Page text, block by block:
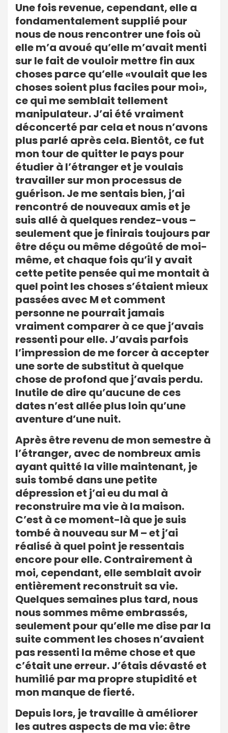
Une fois revenue, cependant, elle a
fondamentalement supplié pour
nous de nous rencontrer une fois où
elle m’a avoué qu’elle m’avait menti
sur le fait de vouloir mettre fin aux
choses parce qu’elle «voulait que les
choses soient plus faciles pour moi»,
ce qui me semblait tellement
manipulateur. J’ai été vraiment
déconcerté par cela et nous n’avons
plus parlé après cela. Bientôt, ce fut
mon tour de quitter le pays pour
étudier à l’étranger et je voulais
travailler sur mon processus de
guérison. Je me sentais bien, j’ai
rencontré de nouveaux amis et je
suis allé à quelques rendez-vous –
seulement que je finirais toujours par
être déçu ou même dégoûté de moi-
même, et chaque fois qu’il y avait
cette petite pensée qui me montait à
quel point les choses s’étaient mieux
passées avec M et comment
personne ne pourrait jamais
vraiment comparer à ce que j’avais
ressenti pour elle. J’avais parfois
l’impression de me forcer à accepter
une sorte de substitut à quelque
chose de profond que j’avais perdu.
Inutile de dire qu’aucune de ces
dates n’est allée plus loin qu’une
aventure d’une nuit.
Après être revenu de mon semestre à
l’étranger, avec de nombreux amis
ayant quitté la ville maintenant, je
suis tombé dans une petite
dépression et j’ai eu du mal à
reconstruire ma vie à la maison.
C’est à ce moment-là que je suis
tombé à nouveau sur M – et j’ai
réalisé à quel point je ressentais
encore pour elle. Contrairement à
moi, cependant, elle semblait avoir
entièrement reconstruit sa vie.
Quelques semaines plus tard, nous
nous sommes même embrassés,
seulement pour qu’elle me dise par la
suite comment les choses n’avaient
pas ressenti la même chose et que
c’était une erreur. J’étais dévasté et
humilié par ma propre stupidité et
mon manque de fierté.
Depuis lors, je travaille à améliorer
les autres aspects de ma vie: être